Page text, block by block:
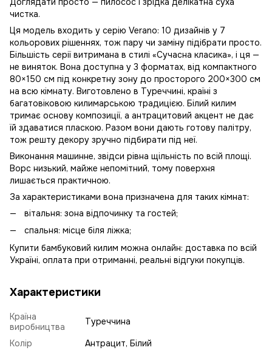
чистка.
Ця модель входить у серію Verano: 10 дизайнів у 7
кольорових рішеннях, тож пару чи заміну підібрати просто.
Більшість серії витримана в стилі «Сучасна класика», і ця —
не виняток. Вона доступна у 3 форматах, від компактного
80×150 см під конкретну зону до просторого 200×300 см
на всю кімнату. Виготовлено в Туреччині, країні з
багатовіковою килимарською традицією. Білий килим
тримає основу композиції, а антрацитовий акцент не дає
їй здаватися пласкою. Разом вони дають готову палітру,
тож решту декору зручно підбирати під неї.
Виконання машинне, звідси рівна щільність по всій площі.
Ворс низький, майже непомітний, тому поверхня
лишається практичною.
За характеристиками вона призначена для таких кімнат:
вітальня: зона відпочинку та гостей;
спальня: місце біля ліжка;
Купити бамбуковий килим можна онлайн: доставка по всій
Україні, оплата при отриманні, реальні відгуки покупців.
Характеристики
Країна
виробництва
Туреччина
Колір
Антрацит, Білий